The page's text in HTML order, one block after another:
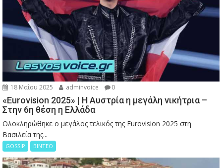
18 Μαΐου 2025 adminvoice 0
«Eurovision 2025» | Η Αυστρία η μεγάλη νικήτρια –
Στην 6η θέση η Ελλάδα
Ολοκληρώθηκε ο μεγάλος τελικός της Eurovision 2025 στη
Βασιλεία της...
GOSSIP ΒΙΝΤΕΟ